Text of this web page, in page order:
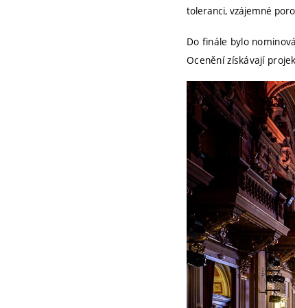
toleranci, vzájemné
Do finále bylo
Ocenění získávají